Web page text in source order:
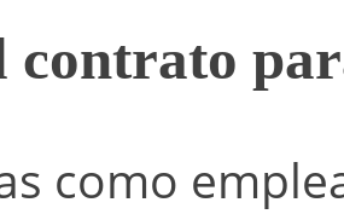
contrato
como